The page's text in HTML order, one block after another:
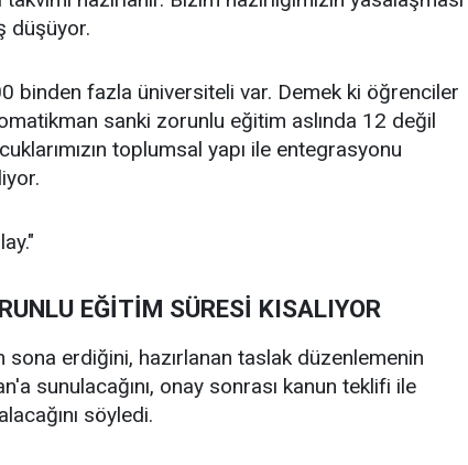
düşüyor.
binden fazla üniversiteli var. Demek ki öğrenciler
sanki zorunlu eğitim aslında 12 değil
toplumsal yapı ile entegrasyonu
EĞİTİM SÜRESİ KISALIYOR
sona erdiğini, hazırlanan taslak düzenlemenin
sunulacağını, onay sonrası kanun teklifi ile
söyledi.